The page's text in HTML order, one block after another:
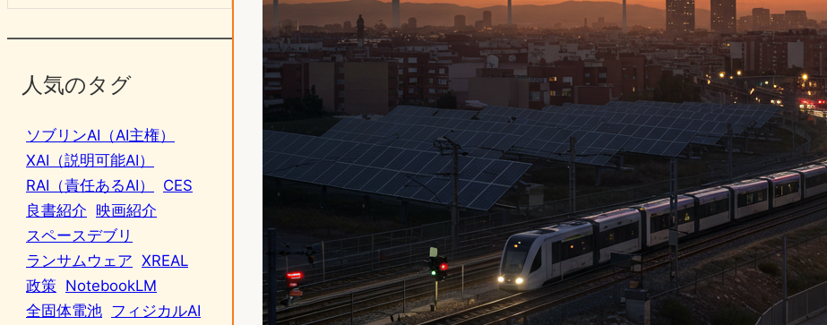
人気のタグ
ソブリンAI（AI主権）
XAI（説明可能AI）
RAI（責任あるAI）
CES
良書紹介 映画紹介
スペースデブリ
ランサムウェア XREAL
政策 NotebookLM
全固体電池 フィジカルAI